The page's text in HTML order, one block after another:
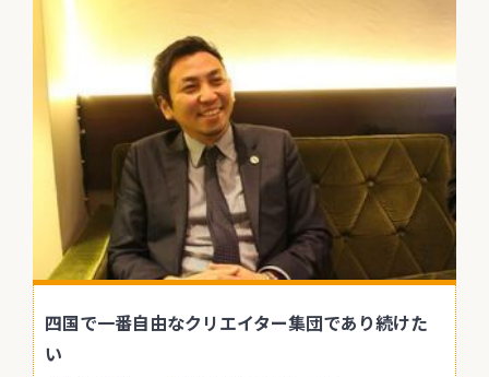
四国で一番自由なクリエイター集団であり続けた
い